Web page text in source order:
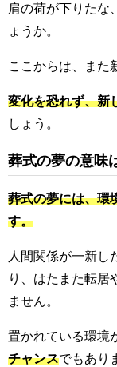
肩の荷が下りたな
ょうか。
ここからは、また
変化を恐れず、新
しょう。
葬式の夢の意味
葬式の夢には、環
す。
人間関係が一新し
り、はたまた転居
ません。
置かれている環境
チャンスでもあり